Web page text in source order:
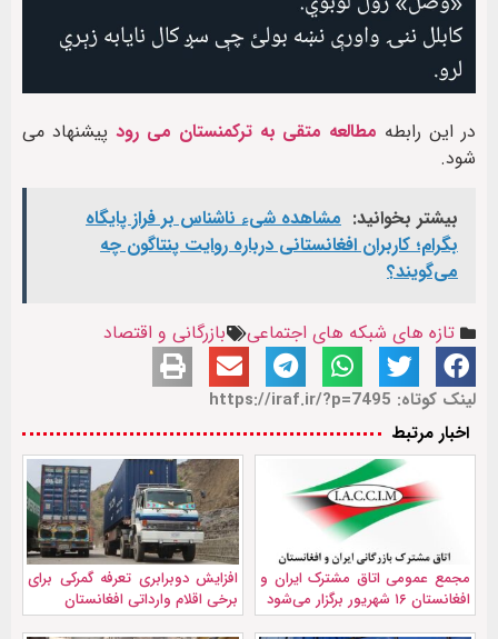
در این رابطه مطالعه متقی به ترکمنستان می رود پیشنهاد می
شود.
بیشتر بخوانید: مشاهده شیء ناشناس بر فراز پایگاه
بگرام؛ کاربران افغانستانی درباره روایت پنتاگون چه
می‌گویند؟
تازه های شبکه های اجتماعی بازرگانی و اقتصاد
لینک کوتاه: https://iraf.ir/?p=7495
اخبار مرتبط
مجمع عمومی اتاق مشترک ایران و
افغانستان ۱۶ شهریور برگزار می‌شود
افزایش دوبرابری تعرفه گمرکی برای
برخی اقلام وارداتی افغانستان